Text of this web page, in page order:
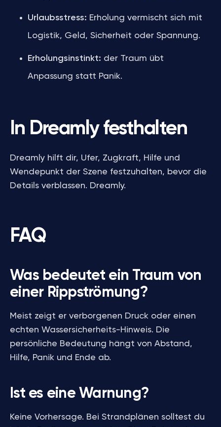
Urlaubsstress: Erholung vermischt sich mit
Logistik, Geld, Sicherheit oder Spannung.
Erholungsinstinkt: der Traum übt
Anpassung statt Panik.
In Dreamly festhalten
Dreamly hilft dir, Ufer, Zugkraft, Hilfe und
Wendepunkt der Szene festzuhalten, bevor die
Details verblassen. Dreamly.
FAQ
Was bedeutet ein Traum von
einer Rippströmung?
Meist zeigt er verborgenen Druck oder einen
echten Wassersicherheits-Hinweis. Die
persönliche Bedeutung hängt von Abstand,
Hilfe, Panik und Ende ab.
Ist es eine Warnung?
Keine Vorhersage. Bei Strandplänen solltest du